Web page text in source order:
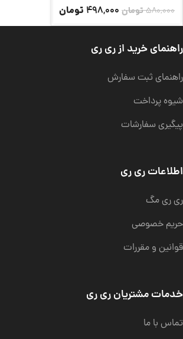
580,000تومان 498,000 تومان
راهنمای خرید از ری ری
راهنمای ثبت سفارش
شیوه پرداخت
پیگیری سفارشات
اطلاعات ری ری
ری ری مگ
حریم خصوصی
قوانین و مقررات
خدمات مشتریان ری ری
تماس با ما